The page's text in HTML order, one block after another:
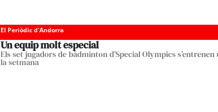
El Periòdic d'Andorra
Un equip molt especial
Els set jugadors de bàdminton d’Special Olympics s’entrenen
la setmana